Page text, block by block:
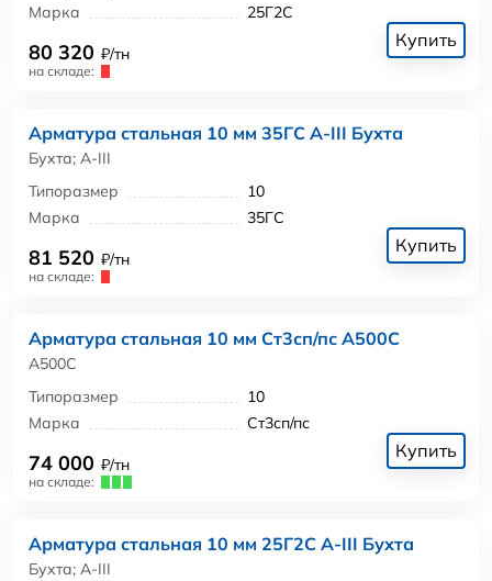
Марка
25Г2С
80 320 ₽/тн
на складе:
Купить
Арматура стальная 10 мм 35ГС А-III Бухта
Бухта; А-III
Типоразмер
10
Марка
35ГС
81 520 ₽/тн
на складе:
Купить
Арматура стальная 10 мм Ст3сп/пс А500С
А500С
Типоразмер
10
Марка
Ст3сп/пс
74 000 ₽/тн
на складе:
Купить
Арматура стальная 10 мм 25Г2С А-III Бухта
Бухта; А-III